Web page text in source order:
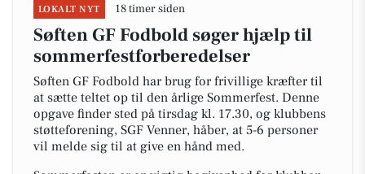
LOKALT NYT 18 timer siden
Søften GF Fodbold søger hjælp til
sommerfestforberedelser
Søften GF Fodbold har brug for frivillige kræfter til
at sætte teltet op til den årlige Sommerfest. Denne
opgave finder sted på tirsdag kl. 17.30, og klubbens
støtteforening, SGF Venner, håber, at 5-6 personer
vil melde sig til at give en hånd med.